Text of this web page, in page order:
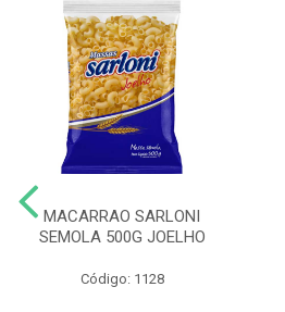
MACARRAO SARLONI
SEMOLA 500G JOELHO
Código: 1128